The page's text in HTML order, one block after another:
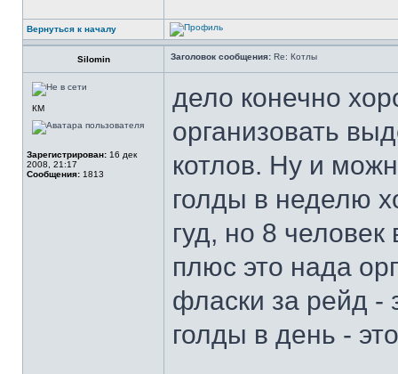
Вернуться к началу
Silomin Заголовок сообщения: Re: Котлы
КМ
Зарегистрирован: 16 дек
2008, 21:17
Сообщения: 1813
дело конечно
организовать
котлов. Ну и
голды в неделю
гуд, но 8 человек
плюс это нада
фласки за рейд -
голды в день -